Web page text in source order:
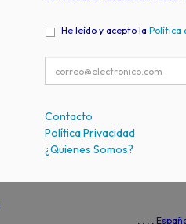
He leído y acepto la Política
Contacto
Política Privacidad
¿Quienes Somos?
, , , ,